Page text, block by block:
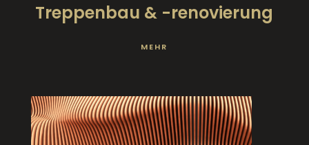
Treppenbau & -renovierung
MEHR